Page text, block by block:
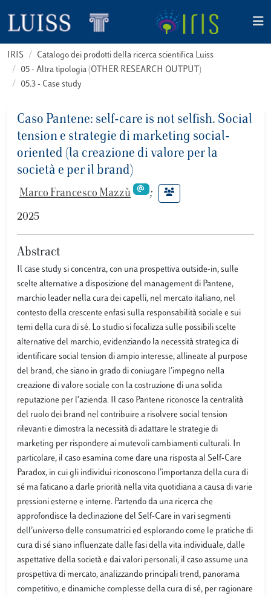
IRIS
Catalogo dei prodotti della ricerca scientifica Luiss
05 - Altra tipologia (OTHER RESEARCH OUTPUT)
05.3 - Case study
Caso Pantene: self-care is not selfish. Social
tension e strategie di marketing social-
oriented (la creazione di valore per la
società e per il brand)
Marco Francesco Mazzù ;
2025
Abstract
Il case study si concentra, con una prospettiva outside-in, sulle
scelte alternative a disposizione del management di Pantene,
marchio leader nella cura dei capelli, nel mercato italiano, nel
contesto della crescente enfasi sulla responsabilità sociale e sui
temi della cura di sé. Lo studio si focalizza sulle possibili scelte
alternative del marchio, evidenziando la necessità strategica di
identificare social tension di ampio interesse, allineate al purpose
del brand, che siano in grado di coniugare l’impegno nella
creazione di valore sociale con la costruzione di una solida
reputazione per l’azienda. Il caso Pantene riconosce la centralità
del ruolo dei brand nel contribuire a risolvere social tension
rilevanti e dimostra la necessità di adattare le strategie di
marketing per rispondere ai mutevoli cambiamenti culturali. In
particolare, il caso esamina come dare una risposta al Self-Care
Paradox, in cui gli individui riconoscono l’importanza della cura di
sé ma faticano a darle priorità nella vita quotidiana a causa di varie
pressioni esterne e interne. Partendo da una ricerca che
approfondisce la declinazione del Self-Care in vari segmenti
dell’universo delle consumatrici ed esplorando come le pratiche di
cura di sé siano influenzate dalle fasi della vita individuale, dalle
aspettative della società e dai valori personali, il caso assume una
prospettiva di mercato, analizzando principali trend, panorama
competitivo, e dinamiche complesse della cura di sé, per ragionare